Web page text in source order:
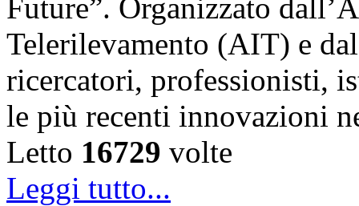
Future”. Organizzato
Telerilevamento (AIT) e
ricercatori, professionisti,
le più recenti innovazioni
Letto 16729 volte
Leggi tutto...